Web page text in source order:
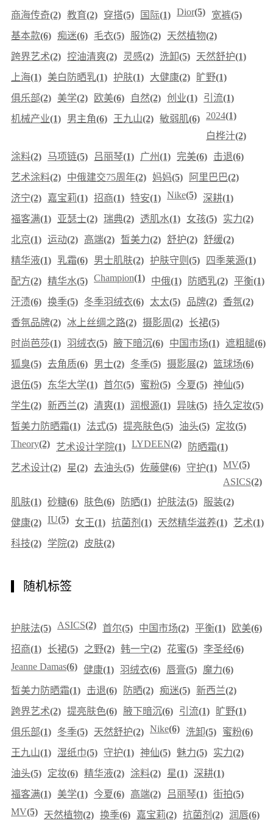
商海传奇(2) 教育(2) 穿搭(5) 国际(1) Dior(5) 宽裤(5)
基本款(6) 痴迷(6) 毛衣(5) 服饰(2) 天然植物(2)
跨界艺术(2) 控油清爽(2) 灵感(2) 洗卸(5) 天然舒护(1)
上海(1) 美白防晒乳(1) 护肤(1) 大健康(2) 旷野(1)
俱乐部(2) 美学(2) 欧美(6) 自然(2) 创业(1) 引流(1)
机械产业(1) 男主角(6) 王九山(2) 敏弱肌(6) 2024(1)
白桦汁(2)
涂料(2) 马项链(5) 吕丽琴(1) 广州(1) 完美(6) 击退(6)
艺术涂料(2) 中俄建交75周年(2) 妈妈(5) 阿里巴巴(2)
济宁(2) 嘉宝莉(1) 招商(1) 特安(1) Nike(5) 深耕(1)
福客满(1) 亚瑟士(2) 瑞典(2) 透肌水(1) 女孩(5) 实力(2)
北京(1) 运动(2) 高端(2) 皙美力(2) 舒护(2) 舒缓(2)
精华液(1) 乳霜(6) 男士肌肤(2) 护肤守则 (5) 四季莱源(1)
配方(2) 精华水(5) Champion(1) 中俄(1) 防晒乳(2) 平衡(1)
汗渍(6) 换季(5) 冬季羽绒衣(6) 太太(5) 品牌(2) 香氛(2)
香氛品牌(2) 冰上丝绸之路(2) 摄影周 (2) 长裙(5)
时尚芭莎(1) 羽绒衣(5) 腋下暗沉(6) 中国市场(1) 遮粗腿(6)
狐臭(5) 去角质(6) 男士(2) 冬季(5) 摄影展(2) 篮球场(6)
退伍(5) 东华大学(1) 首尔(5) 蜜粉(5) 今夏(5) 神仙(5)
学生(2) 新西兰(2) 清爽(1) 润根源(1) 异味(5) 持久定妆(5)
皙美力防晒霜(1) 法式(5) 提亮肤色(5) 油头(5) 定妆(5)
Theory(2) 艺术设计学院(1) LYDEEN(2) 防晒霜(1)
艺术设计(2) 星(2) 去油头(5) 佐藤健(6) 守护(1) MV(5)
ASICS(2)
肌肤(1) 砂糖(6) 肤色(6) 防晒(1) 护肤法(5) 服装(2)
健康(2) IU(5) 女王(1) 抗菌剂 (1) 天然精华滋养(1) 艺术(1)
科技(2) 学院(2) 皮肤(2)
随机标签
护肤法(5) ASICS(2) 首尔(5) 中国市场(2) 平衡(1) 欧美(6)
招商(1) 长裙(5) 之野(2) 韩一宁(2) 花蜜(5) 李圣经(6)
Jeanne Damas(6) 健康(1) 羽绒衣(6) 唇膏(5) 魔力(6)
皙美力防晒霜(1) 击退(6) 防晒(2) 痴迷(5) 新西兰(2)
跨界艺术(2) 提亮肤色(6) 腋下暗沉(6) 引流(1) 旷野(1)
俱乐部(1) 冬季(5) 天然舒护(2) Nike(6) 洗卸(5) 蜜粉(6)
王九山(1) 湿纸巾(5) 守护(1) 神仙(5) 魅力(5) 实力(2)
油头(5) 定妆(6) 精华液(2) 涂料(2) 星(1) 深耕(1)
福客满(1) 美学(1) 今夏(6) 高端(2) 吕丽琴(1) 街拍(5)
MV(5) 天然植物(2) 换季(6) 嘉宝莉(2) 抗菌剂 (2) 润唇(6)